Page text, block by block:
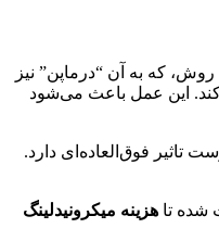
که به آن “درماپن” نیز
این عمل باعث می‌شود
فوق‌العاده‌ای دارد.
شده تا هزینه میکرونیدلینگ